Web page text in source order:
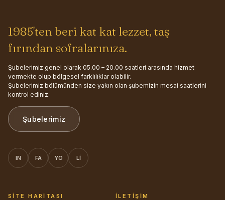
1985'ten beri kat kat lezzet, taş
fırından sofralarınıza.
Şubelerimiz genel olarak 05.00 – 20.00 saatleri arasında hizmet
vermekte olup bölgesel farklılıklar olabilir.
Şubelerimiz bölümünden size yakın olan şubemizin mesai saatlerini
kontrol ediniz.
Şubelerimiz
IN FA YO LI
SITE HARITASI İLETIŞIM